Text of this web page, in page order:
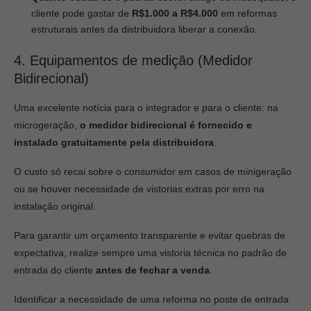
cliente pode gastar de R$1.000 a R$4.000 em reformas
estruturais antes da distribuidora liberar a conexão.
4. Equipamentos de medição (Medidor
Bidirecional)
Uma excelente notícia para o integrador e para o cliente: na
microgeração, o medidor bidirecional é fornecido e
instalado gratuitamente pela distribuidora
O custo só recai sobre o consumidor em casos de minigeração
ou se houver necessidade de vistorias extras por erro na
instalação original.
Para garantir um orçamento transparente e evitar quebras de
expectativa, realize sempre uma vistoria técnica no padrão de
entrada do cliente antes de fechar a venda
Identificar a necessidade de uma reforma no poste de entrada